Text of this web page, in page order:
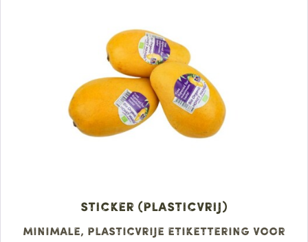
Sticker (plasticvrij)
Minimale, plasticvrije etikettering voor